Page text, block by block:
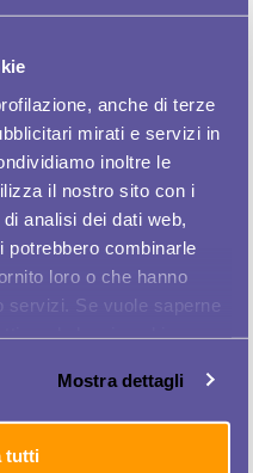
anche di terze
mirati e servizi in
inoltre le
il nostro sito con i
analisi dei dati web,
potrebbero combinarle
loro o che hanno
servizi. Se vuole saperne
vuole i cookie di
sul tasto "Rifiuta".
Mostra dettagli
tutti
PLUS, APP DEDICATA
LAVORO
TIM LANCIA LA APP
PLUS, LA PRIMA APP
NELLA RICERCA...
NELLA RICERCA DEL...
NELLA RICERCA...